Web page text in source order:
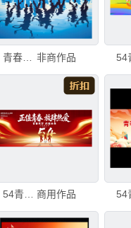
青春人物剪影 非商作品
54青年节展板背景 商用作品